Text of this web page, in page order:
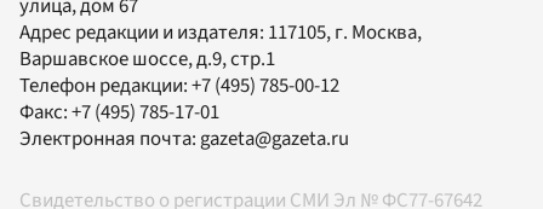
улица, дом 67
Адрес редакции и издателя: 117105, г. Москва,
Варшавское шоссе, д.9, стр.1
Телефон редакции:+7 (495) 785-00-12
Факс:+7 (495) 785-17-01
Электронная почта:gazeta@gazeta.ru
Свидетельство о регистрации СМИ Эл № ФС77-67642